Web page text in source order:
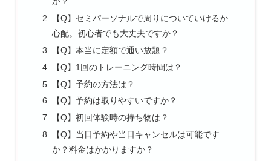
【Q】セミパーソナルで周りについていけるか
心配。初心者でも大丈夫ですか？
【Q】本当に定額で通い放題？
【Q】1回のトレーニング時間は？
【Q】予約の方法は？
【Q】予約は取りやすいですか？
【Q】初回体験時の持ち物は？
【Q】当日予約や当日キャンセルは可能です
か？料金はかかりますか？